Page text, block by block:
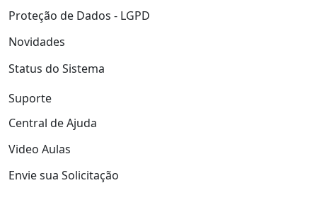
Proteção de Dados - LGPD
Novidades
Status do Sistema
Suporte
Central de Ajuda
Video Aulas
Envie sua Solicitação